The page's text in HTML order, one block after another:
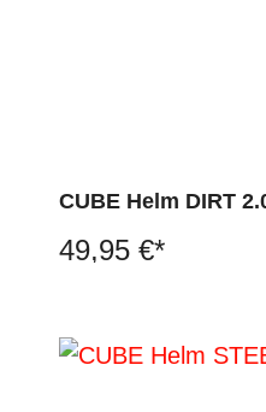
CUBE Helm DIRT
49,95 €*